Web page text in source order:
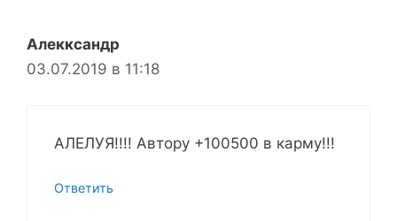
Алекксандр
03.07.2019 в 11:18
АЛЕЛУЯ!!!! Автору +100500 в карму!!!
Ответить